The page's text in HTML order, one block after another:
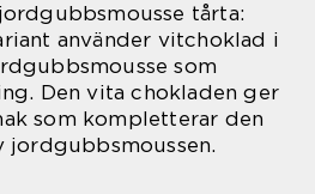
tårta:
använder vitchoklad i
som
Den vita chokladen ger
som kompletterar den
jordgubbsmoussen.